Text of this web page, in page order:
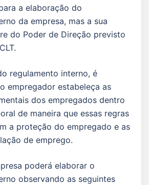
a elaboração do
da empresa, mas a sua
do Poder de Direção previsto
regulamento interno, é
empregador estabeleça as
dos empregados dentro
de maneira que essas regras
a proteção do empregado e as
de emprego.
poderá elaborar o
observando as seguintes